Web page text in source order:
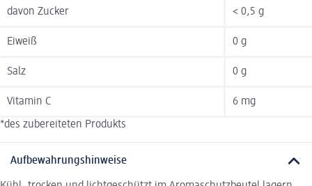
davon Zucker < 0,5 g
Eiweiß 0 g
Salz 0 g
Vitamin C 6 mg
*des zubereiteten Produkts
Aufbewahrungshinweise